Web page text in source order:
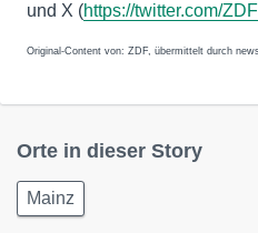
und X (https://twitter.com/
Original-Content von: ZDF, übermittelt durch
Orte in dieser Story
Mainz